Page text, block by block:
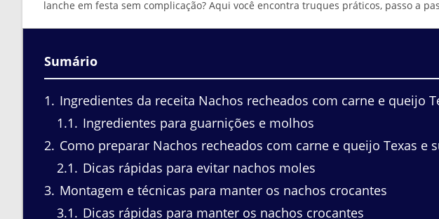
lanche em festa sem complicação? Aqui você encontra truques práticos, passo a
Sumário
1
Ingredientes da receita Nachos recheados com carne e queijo
1.1
Ingredientes para guarnições e molhos
2 Como preparar Nachos recheados com carne e queijo Texas e
2.1
Dicas rápidas para evitar nachos moles
3 Montagem e técnicas para manter os nachos crocantes
3.1
Dicas rápidas para manter os nachos crocantes